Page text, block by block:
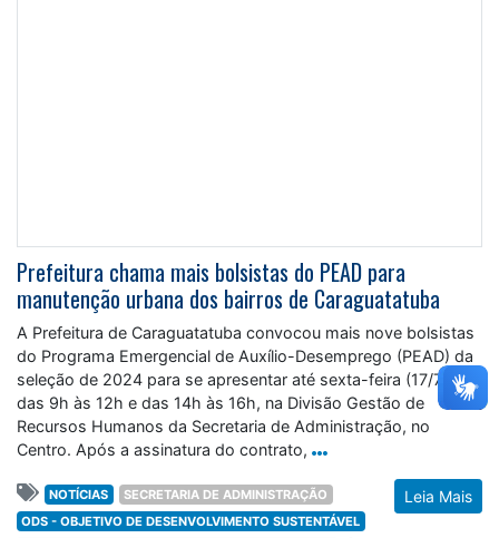
A Prefeitura de Caraguatatuba convocou mais nove bolsistas
do Programa Emergencial de Auxílio-Desemprego (PEAD) da
seleção de 2024 para se apresentar até sexta-feira (17/7),
das 9h às 12h e das 14h às 16h, na Divisão Gestão de
Recursos Humanos da Secretaria de Administração, no
Centro. Após a assinatura do contrato,
Leia Mais
NOTÍCIAS
SECRETARIA DE ADMINISTRAÇÃO
ODS - OBJETIVO DE DESENVOLVIMENTO SUSTENTÁVEL
ODS 11 - CIDADES E COMUNIDADES SUSTENTÁVEIS
ODS 16 - PAZ, JUSTIÇA E INSTITUIÇÕES EFICAZES
PUBLICADO EM 15/07/2026